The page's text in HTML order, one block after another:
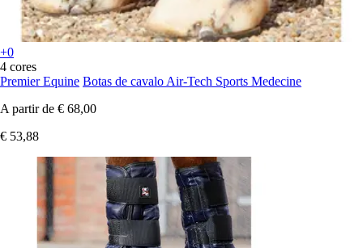
+0
4 cores
Premier Equine Botas de cavalo Air-Tech Sports Medecine
A partir de € 68,00
€ 53,88